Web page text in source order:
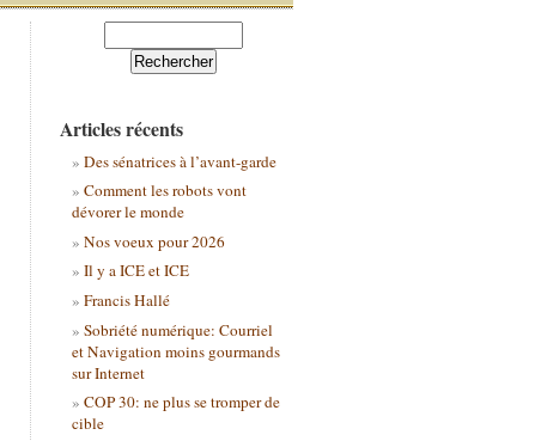
Articles récents
Des sénatrices à l’avant-garde
Comment les robots vont
dévorer le monde
Nos voeux pour 2026
Il y a ICE et ICE
Francis Hallé
Sobriété numérique: Courriel
et Navigation moins gourmands
sur Internet
COP 30: ne plus se tromper de
cible